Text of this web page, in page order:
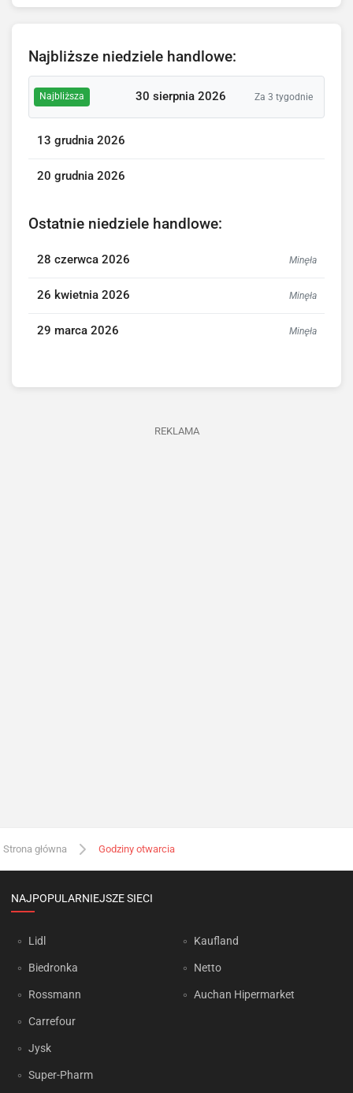
Najbliższe niedziele handlowe:
Najbliższa 30 sierpnia 2026 Za 3 tygodnie
13 grudnia 2026
20 grudnia 2026
Ostatnie niedziele handlowe:
28 czerwca 2026 Minęła
26 kwietnia 2026 Minęła
29 marca 2026 Minęła
REKLAMA
Strona główna Godziny otwarcia
NAJPOPULARNIEJSZE SIECI
Lidl
Biedronka
Rossmann
Carrefour
Jysk
Super-Pharm
Kaufland
Netto
Auchan Hipermarket